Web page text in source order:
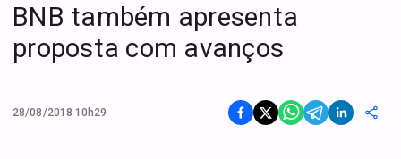
BNB também apresenta
proposta com avanços
28/08/2018 10h29